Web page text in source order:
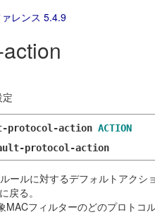
レンス 5.4.9
protocol-action ACTION
protocol-action
ールに対するデフォルトアクシ
戻る。
フィルターのどのプロト